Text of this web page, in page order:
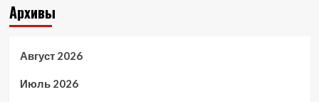
Архивы
Август 2026
Июль 2026